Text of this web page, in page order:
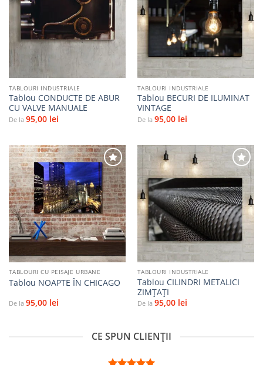
Adaugă
la
favorite
TABLOURI INDUSTRIALE
Tablou CONDUCTE DE ABUR
CU VALVE MANUALE
De la 95,00 lei
Adaugă
favorite
TABLOURI INDUSTRIALE
Tablou BECURI DE ILUMINAT
VINTAGE
De la 95,00 lei
Adaugă
la
favorite
TABLOURI CU PEISAJE URBANE
Tablou NOAPTE ÎN CHICAGO
De la 95,00 lei
Adaugă
la
favorite
TABLOURI INDUSTRIALE
Tablou CILINDRI METALICI
ZIMȚAȚI
De la 95,00 lei
CE SPUN CLIENȚII